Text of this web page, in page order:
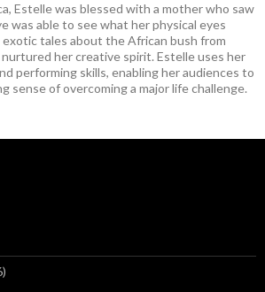
Estelle was blessed with a mother who saw
was able to see what her physical eyes
exotic tales about the African bush from
her creative spirit. Estelle uses her
performing skills, enabling her audiences to
sense of overcoming a major life challenge.